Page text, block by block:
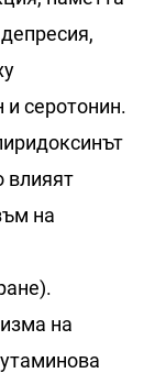
и серотонин.
влияят
на
на